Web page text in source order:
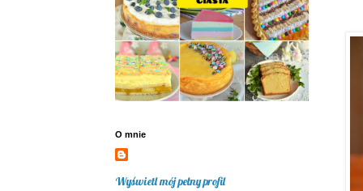
O mnie
Wyświetl mój pełny profil